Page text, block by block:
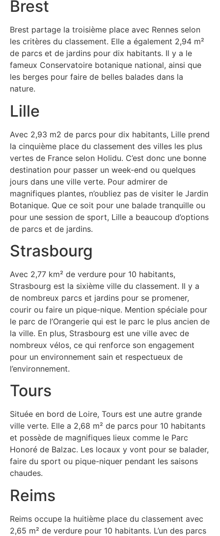
Brest
Brest partage la troisième place avec Rennes selon
les critères du classement. Elle a également 2,94 m²
de parcs et de jardins pour dix habitants. Il y a le
fameux Conservatoire botanique national, ainsi que
les berges pour faire de belles balades dans la
nature.
Lille
Avec 2,93 m2 de parcs pour dix habitants, Lille prend
la cinquième place du classement des villes les plus
vertes de France selon Holidu. C’est donc une bonne
destination pour passer un week-end ou quelques
jours dans une ville verte. Pour admirer de
magnifiques plantes, n’oubliez pas de visiter le Jardin
Botanique. Que ce soit pour une balade tranquille ou
pour une session de sport, Lille a beaucoup d’options
de parcs et de jardins.
Strasbourg
Avec 2,77 km² de verdure pour 10 habitants,
Strasbourg est la sixième ville du classement. Il y a
de nombreux parcs et jardins pour se promener,
courir ou faire un pique-nique. Mention spéciale pour
le parc de l’Orangerie qui est le parc le plus ancien de
la ville. En plus, Strasbourg est une ville avec de
nombreux vélos, ce qui renforce son engagement
pour un environnement sain et respectueux de
l’environnement.
Tours
Située en bord de Loire, Tours est une autre grande
ville verte. Elle a 2,68 m² de parcs pour 10 habitants
et possède de magnifiques lieux comme le Parc
Honoré de Balzac. Les locaux y vont pour se balader,
faire du sport ou pique-niquer pendant les saisons
chaudes.
Reims
Reims occupe la huitième place du classement avec
2,65 m² de verdure pour 10 habitants. L’un des parcs